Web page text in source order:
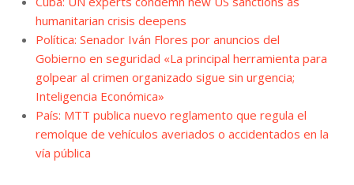
humanitarian crisis deepens
Política: Senador Iván Flores por anuncios del
Gobierno en seguridad «La principal herramienta para
golpear al crimen organizado sigue sin urgencia;
Inteligencia Económica»
País: MTT publica nuevo reglamento que regula el
remolque de vehículos averiados o accidentados en la
vía pública